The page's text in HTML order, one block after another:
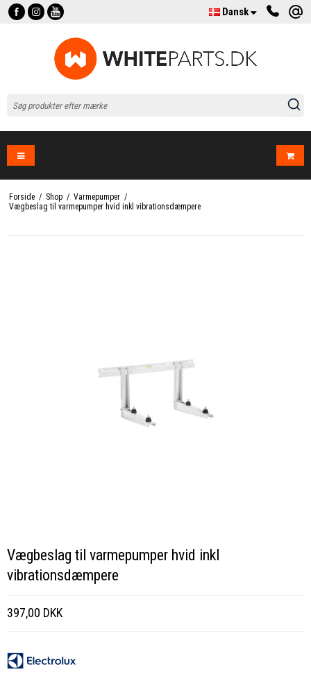
Dansk
Forside / Shop / Varmepumper /
Vægbeslag til varmepumper hvid inkl vibrationsdæmpere
Vægbeslag til varmepumper hvid inkl
vibrationsdæmpere
397,00 DKK